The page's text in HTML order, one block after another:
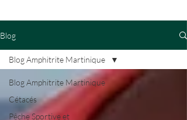
Blog
Blog Amphitrite Martinique
Cétacés
Pêche Sportive et
Blog Amphitrite Martinique